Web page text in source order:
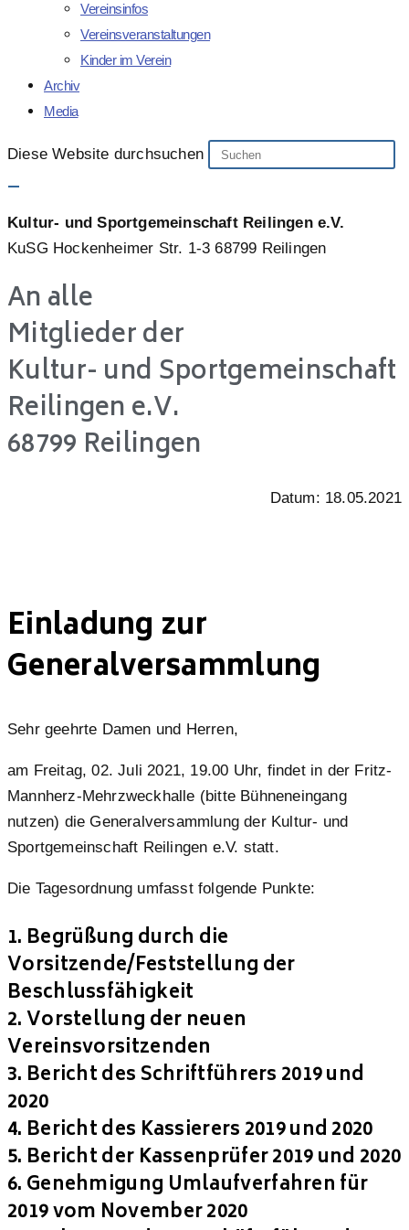
Vereinsinfos
Vereinsveranstaltungen
Kinder im Verein
Archiv
Media
Diese Website durchsuchen
Kultur- und Sportgemeinschaft Reilingen e.V.
KuSG Hockenheimer Str. 1-3 68799 Reilingen
An alle
Mitglieder der
Kultur- und Sportgemeinschaft
Reilingen e.V.
68799 Reilingen
Datum: 18.05.2021
Einladung zur
Generalversammlung
Sehr geehrte Damen und Herren,
am Freitag, 02. Juli 2021, 19.00 Uhr, findet in der Fritz-
Mannherz-Mehrzweckhalle (bitte Bühneneingang
nutzen) die Generalversammlung der Kultur- und
Sportgemeinschaft Reilingen e.V. statt.
Die Tagesordnung umfasst folgende Punkte:
1. Begrüßung durch die
Vorsitzende/Feststellung der
Beschlussfähigkeit
2. Vorstellung der neuen
Vereinsvorsitzenden
3. Bericht des Schriftführers 2019 und
2020
4. Bericht des Kassierers 2019 und 2020
5. Bericht der Kassenprüfer 2019 und 2020
6. Genehmigung Umlaufverfahren für
2019 vom November 2020